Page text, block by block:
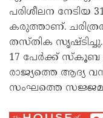
പരിശീലന നേടിയ
കരുത്താണ്.
തസ്തിക
17 പേർക്ക് സ്കൂബ
രാജ്യത്തെ ആദ്യ
സംഘത്തെ